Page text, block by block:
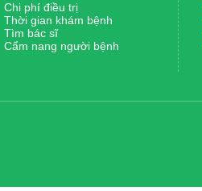
Chi phí điều trị
Thời gian khám bệnh
Tìm bác sĩ
Cẩm nang người bệnh